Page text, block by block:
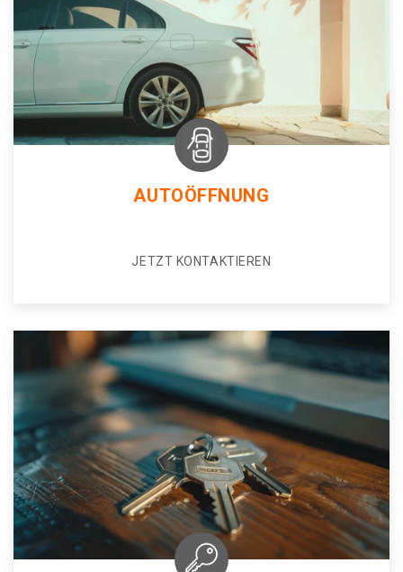
AUTOÖFFNUNG
JETZT KONTAKTIEREN